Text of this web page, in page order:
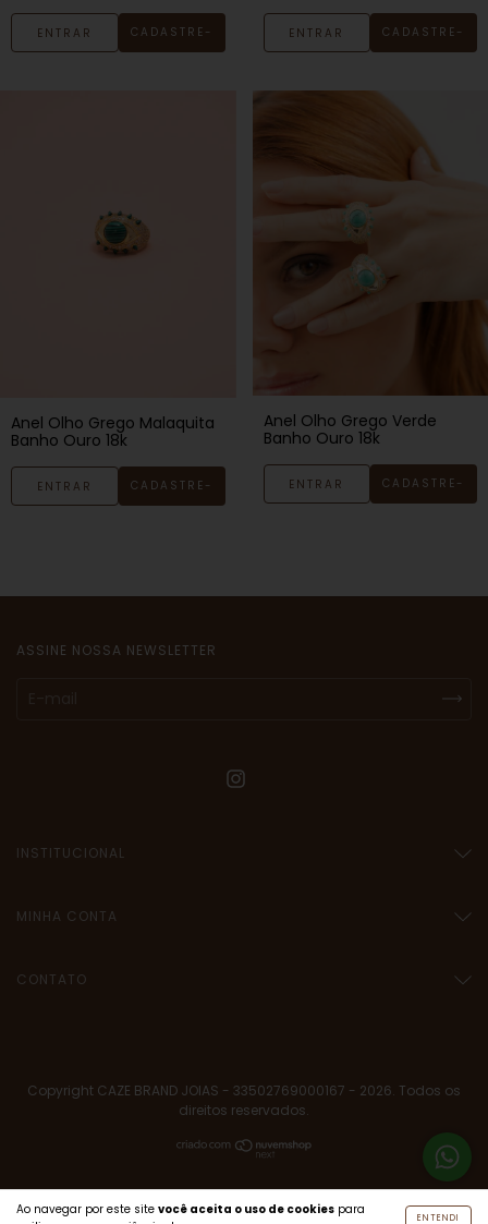
Ao navegar por este site você aceita o uso de cookies para
ENTENDI
ENTRAR CADASTRE- ENTRAR CADASTRE-
Anel Olho Grego Malaquita
Banho Ouro 18k
ENTRAR CADASTRE-
Anel Olho Grego Verde
Banho Ouro 18k
ENTRAR CADASTRE-
ASSINE NOSSA NEWSLETTER
INSTITUCIONAL
MINHA CONTA
CONTATO
Copyright CAZE BRAND JOIAS - 33502769000167 - 2026. Todos os
direitos reservados.